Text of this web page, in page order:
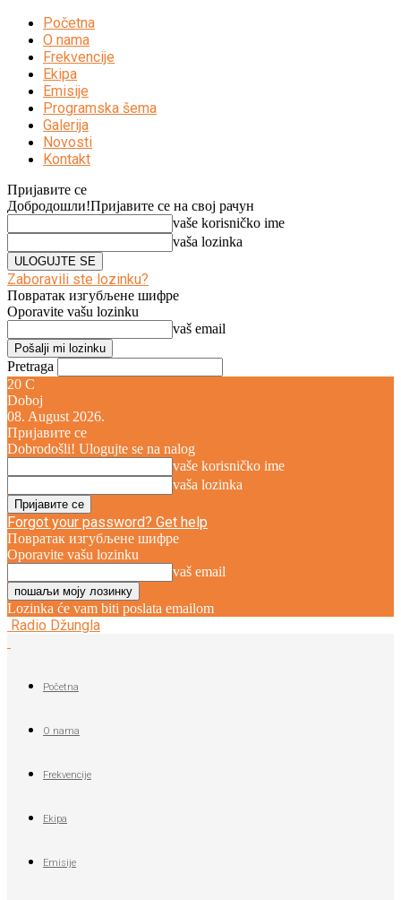
Početna
O nama
Frekvencije
Ekipa
Emisije
Programska šema
Galerija
Novosti
Kontakt
Пријавите се
Добродошли!Пријавите се на свој рачун
vaše korisničko ime
vaša lozinka
Zaboravili ste lozinku?
Повратак изгубљене шифре
Oporavite vašu lozinku
vaš email
Pretraga
20 C
Doboj
08. August 2026.
Пријавите се
Dobrodošli! Ulogujte se na nalog
vaše korisničko ime
vaša lozinka
Forgot your password? Get help
Повратак изгубљене шифре
Oporavite vašu lozinku
vaš email
Lozinka će vam biti poslata emailom
Radio Džungla
Početna
O nama
Frekvencije
Ekipa
Emisije